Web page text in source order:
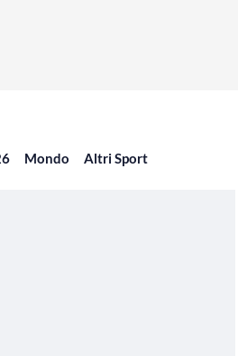
Mondo Altri Sport